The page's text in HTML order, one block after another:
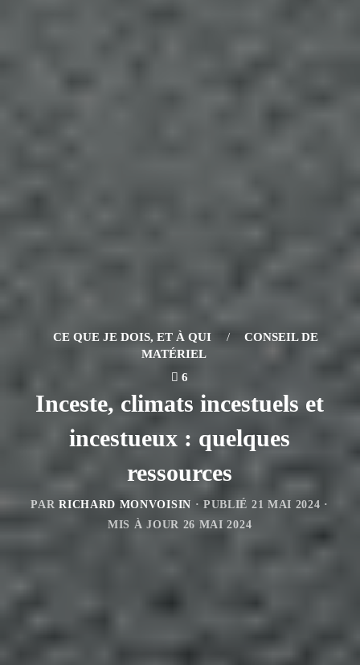
CE QUE JE DOIS, ET À QUI /
CONSEIL DE
MATÉRIEL
6
Inceste, climats incestuels et
incestueux : quelques
ressources
PARRICHARD MONVOISIN · PUBLIÉ 21 MAI 2024 ·
MIS À JOUR 26 MAI 2024